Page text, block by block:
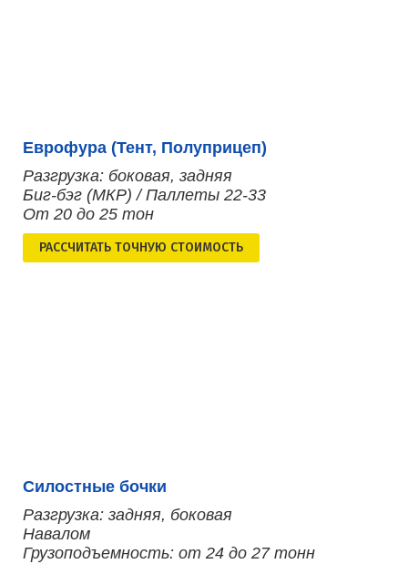
Еврофура (Тент, Полуприцеп)
Разгрузка: боковая, задняя
Биг-бэг (МКР) / Паллеты 22-33
От 20 до 25 тон
РАСCЧИТАТЬ ТОЧНУЮ СТОИМОСТЬ
Силостные бочки
Разгрузка: задняя, боковая
Навалом
Грузоподъемность: от 24 до 27 тонн